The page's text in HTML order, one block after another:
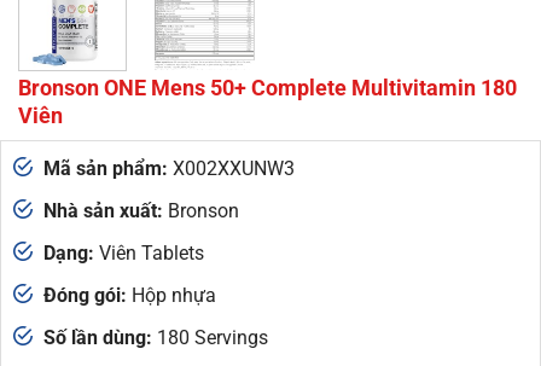
Bronson ONE Mens 50+ Complete Multivitamin 180
Viên
Mã sản phẩm: X002XXUNW3
Nhà sản xuất: Bronson
Dạng: Viên Tablets
Đóng gói: Hộp nhựa
Số lần dùng: 180 Servings